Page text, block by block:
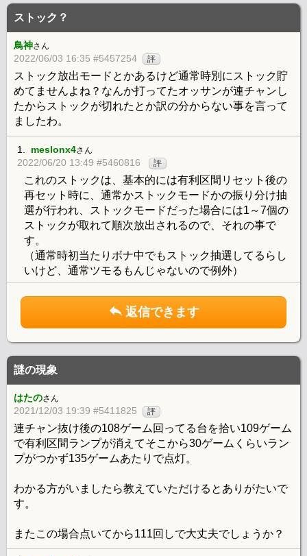
ストック？
鳥神さん
2022/06/03 16:35 #5457254 評
ストック放出モードとかあるけど通常時別にストック貯
めてませんよね？なんか打ってたオッサンが連チャンし
たからストックが切れたとか訳の分からない事を言って
ましたわ。
1. meslonx4さん
2022/06/20 13:49 #5460816 評
これのストックは、基本的には有利区間リセット後の
再セット時に、通常かストックモードかの振り分け抽
選が行われ、ストックモードだった場合には1～7個の
ストックが取れて順次放出されるので、それの事で
す。
（通常時初当たりボナ中でもストック抽選してるらし
いけど、通常ツモるもんじゃないので例外）
返信できます
謎の現象
はたのさん
2021/12/03 19:39 #5411825 評
連チャン抜け後の108ゲーム回ってる台を拾い109ゲーム
で有利区間ランプが消えてそこから30ゲームくらいラン
プがつかず135ゲームあたりで点灯。
わかる方がいましたら教えていただけるとありがたいで
す。
またこの場合点いてから111回しで大丈夫でしょうか？